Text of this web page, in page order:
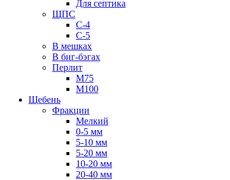
Для септика
ЩПС
С-4
С-5
В мешках
В биг-бэгах
Перлит
М75
М100
Щебень
Фракции
Мелкий
0-5 мм
5-10 мм
5-20 мм
10-20 мм
20-40 мм